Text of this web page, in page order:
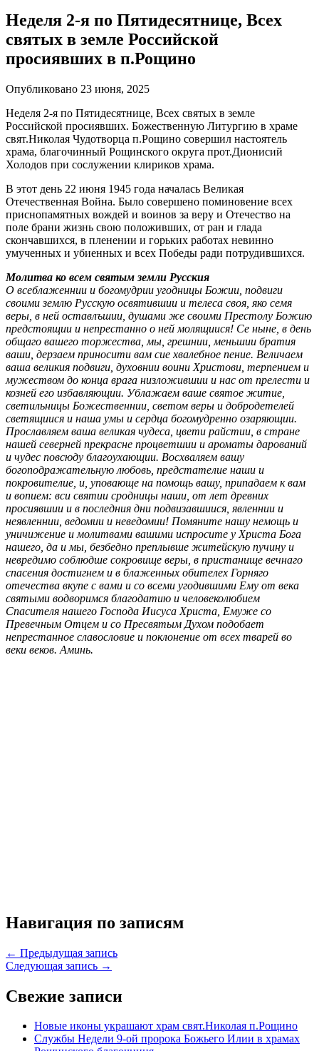
Неделя 2-я по Пятидесятнице, Всех
святых в земле Российской
просиявших в п.Рощино
Опубликовано 23 июня, 2025
Неделя 2-я по Пятидесятнице, Всех святых в земле
Российской просиявших. Божественную Литургию в храме
свят.Николая Чудотворца п.Рощино совершил настоятель
храма, благочинный Рощинского округа прот.Дионисий
Холодов при сослужении клириков храма.
В этот день 22 июня 1945 года началась Великая
Отечественная Война. Было совершено поминовение всех
приснопамятных вождей и воинов за веру и Отечество на
поле брани жизнь свою положивших, от ран и глада
скончавшихся, в пленении и горьких работах невинно
умученных и убиенных и всех Победы ради потрудившихся.
Молитва ко всем святым земли Русския
О всеблаженнии и богомудрии угодницы Божии, подвиги
своими землю Русскую освятившии и телеса своя, яко семя
веры, в ней оставлъшии, душами же своими Престолу Божию
предстоящии и непрестанно о ней молящиися! Се ныне, в день
общаго вашего торжества, мы, грешнии, меньшии братия
ваши, дерзаем приносити вам сие хвалебное пение. Величаем
ваша великия подвиги, духовнии воини Христови, терпением и
мужеством до конца врага низложившии и нас от прелести и
козней его избавляющии. Ублажаем ваше святое житие,
светильницы Божественнии, светом веры и добродетелей
светящиися и наша умы и сердца богомудренно озаряющии.
Прославляем ваша великая чудеса, цвети райстии, в стране
нашей северней прекрасне процветшии и ароматы дарований
и чудес повсюду благоухающии. Восхваляем вашу
богоподражательную любовь, предстателие наши и
покровителие, и, уповающе на помощь вашу, припадаем к вам
и вопием: вси святии сродницы наши, от лет древних
просиявшии и в последния дни подвизавшиися, явленнии и
неявленнии, ведомии и неведомии! Помяните нашу немощь и
уничижение и молитвами вашими испросите у Христа Бога
нашего, да и мы, безбедно преплывше житейскую пучину и
невредимо соблюдше сокровище веры, в пристанище вечнаго
спасения достигнем и в блаженных обителех Горняго
отечества вкупе с вами и со всеми угодившими Ему от века
святыми водворимся благодатию и человеколюбием
Спасителя нашего Господа Иисуса Христа, Емуже со
Превечным Отцем и со Пресвятым Духом подобает
непрестанное славословие и поклонение от всех тварей во
веки веков. Аминь.
Навигация по записям
← Предыдущая запись
Следующая запись →
Свежие записи
Новые иконы украшают храм свят.Николая п.Рощино
Службы Недели 9-ой пророка Божьего Илии в храмах